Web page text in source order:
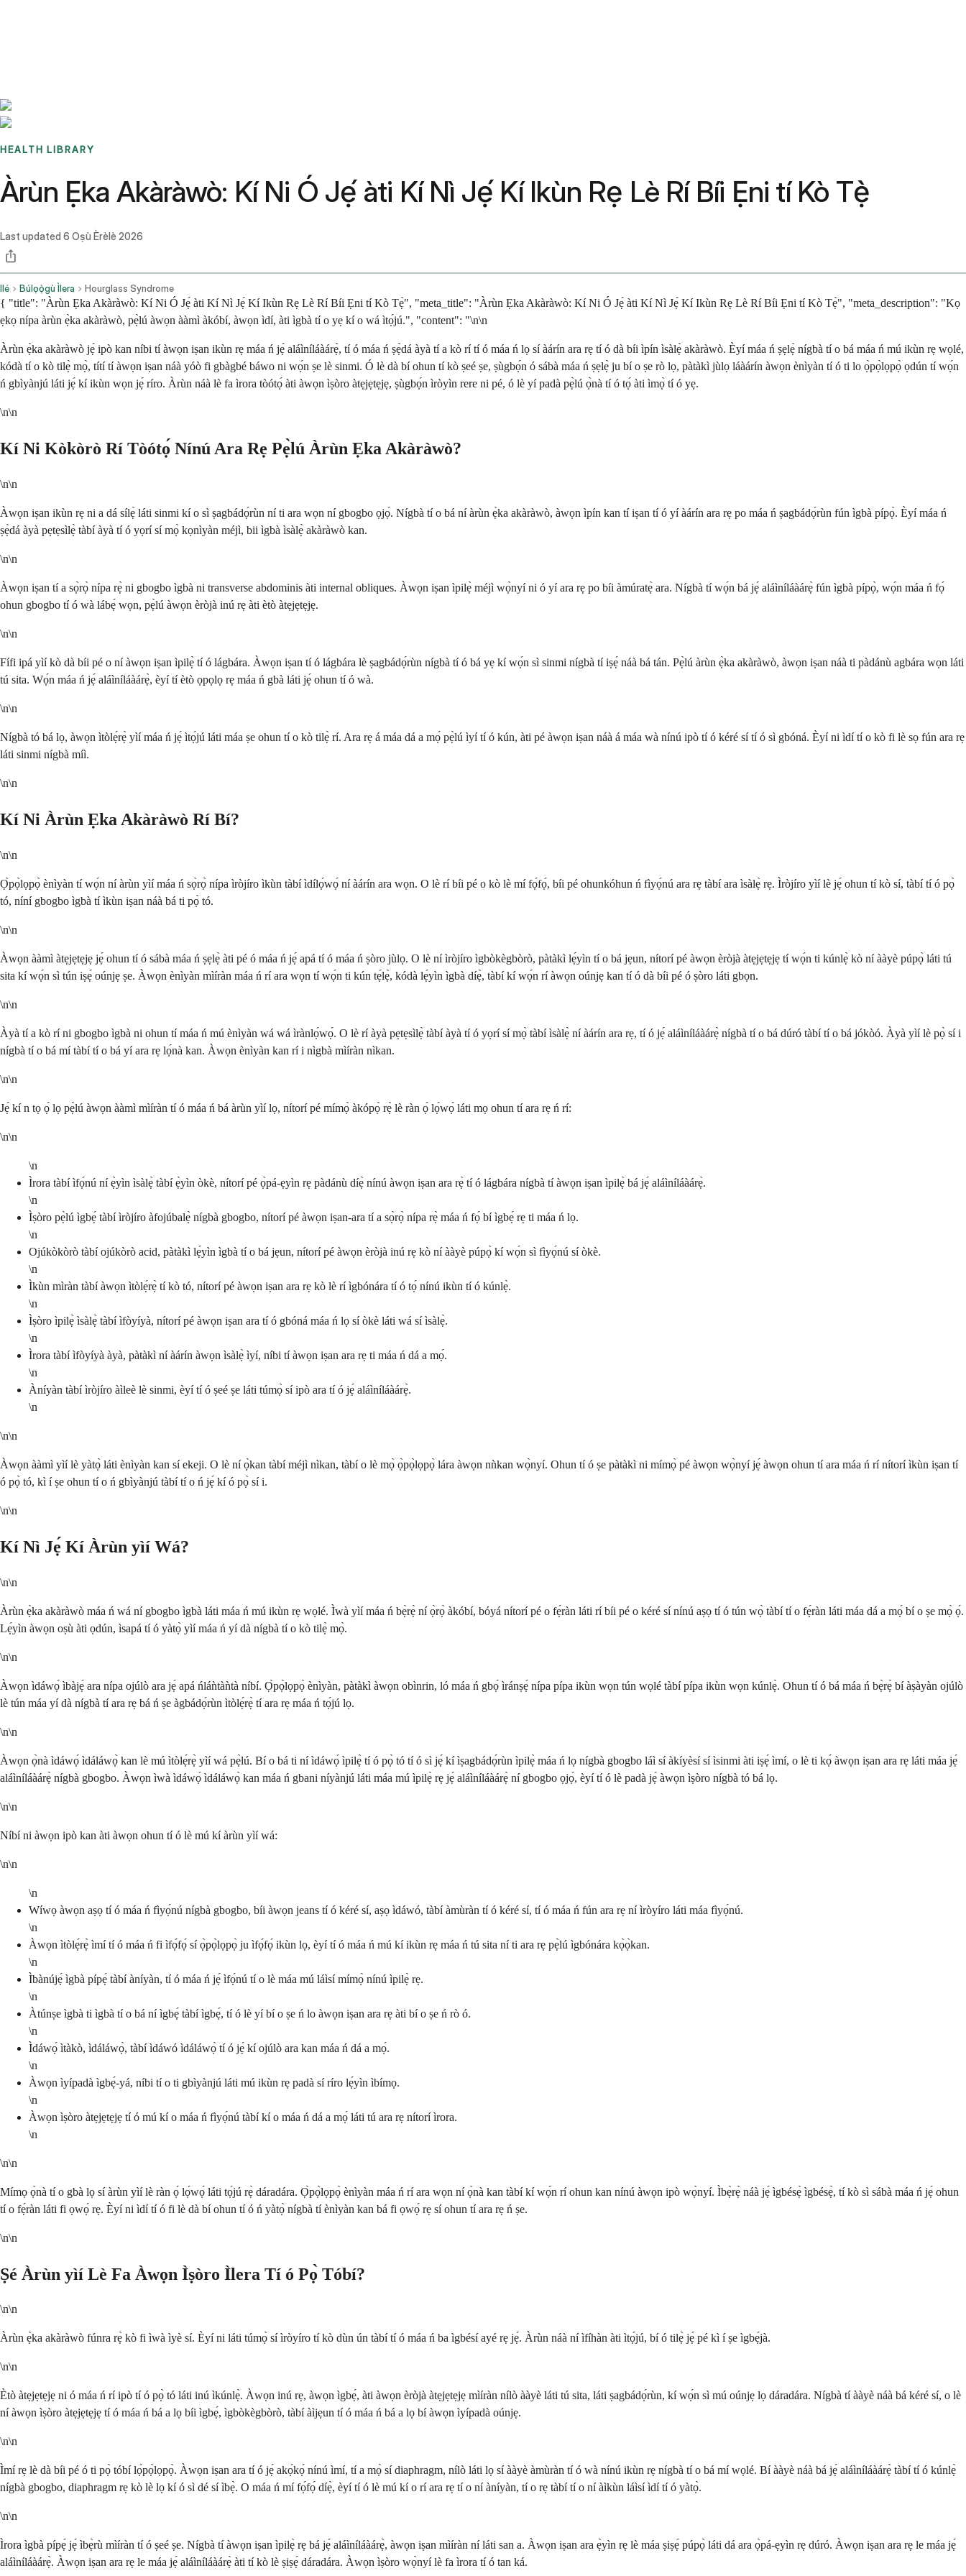
HEALTH LIBRARY
Àrùn Ẹka Akàràwò: Kí Ni Ó Jẹ́ àti Kí Nì Jẹ́ Kí Ikùn Rẹ Lè Rí Bíi Ẹni tí Kò Tẹ̀
Last updated 6 Oṣù Èrèlè 2026
Ilé Búlọọ̀gù Ìlera Hourglass Syndrome
{ "title": "Àrùn Ẹka Akàràwò: Kí Ni Ó Jẹ́ àti Kí Nì Jẹ́ Kí Ikùn Rẹ Lè Rí Bíi Ẹni tí Kò Tẹ̀", "meta_title": "Àrùn Ẹka Akàràwò: Kí Ni Ó Jẹ́ àti Kí Nì Jẹ́ Kí Ikùn Rẹ Lè Rí Bíi Ẹni tí Kò Tẹ̀", "meta_description": "Kọ
ẹkọ nípa àrùn ẹ̀ka akàràwò, pẹ̀lú àwọn ààmì àkóbí, àwọn ìdí, àti ìgbà tí o yẹ kí o wá ìtọ́jú.", "content": "\n\n
Àrùn ẹ̀ka akàràwò jẹ́ ipò kan níbi tí àwọn iṣan ikùn rẹ máa ń jẹ́ aláìníláàárẹ̀, tí ó máa ń ṣẹ̀dá àyà tí a kò rí tí ó máa ń lọ sí àárín ara rẹ tí ó dà bíi ìpín ìsàlẹ̀ akàràwò. Èyí máa ń ṣẹlẹ̀ nígbà tí o bá máa ń mú ikùn rẹ wọlé,
kódà tí o kò tilẹ̀ mọ̀, títí tí àwọn iṣan náà yóò fi gbàgbé báwo ni wọ́n ṣe lè sinmi. Ó lè dà bí ohun tí kò ṣeé ṣe, ṣùgbọ́n ó sábà máa ń ṣẹlẹ̀ ju bí o ṣe rò lọ, pàtàkì jùlọ láàárín àwọn ènìyàn tí ó ti lo ọ̀pọ̀lọpọ̀ ọdún tí wọ́n
ń gbìyànjú láti jẹ́ kí ikùn wọn jẹ́ ríro. Àrùn náà lè fa ìrora tòótọ́ àti àwọn ìṣòro àtẹjẹtẹjẹ, ṣùgbọ́n ìròyìn rere ni pé, ó lè yí padà pẹ̀lú ọ̀nà tí ó tọ́ àti ìmọ̀ tí ó yẹ.
\n\n
Kí Ni Kòkòrò Rí Tòótọ́ Nínú Ara Rẹ Pẹ̀lú Àrùn Ẹka Akàràwò?
\n\n
Àwọn iṣan ikùn rẹ ni a dá sílẹ̀ láti sinmi kí o sì ṣagbádọ́rùn ní ti ara wọn ní gbogbo ọjọ́. Nígbà tí o bá ní àrùn ẹ̀ka akàràwò, àwọn ìpín kan tí iṣan tí ó yí àárín ara rẹ po máa ń ṣagbádọ́rùn fún ìgbà pípọ̀. Èyí máa ń
ṣẹ̀dá àyà pẹtẹsìlẹ̀ tàbí àyà tí ó yọrí sí mọ̀ kọnìyàn méjì, bii ìgbà ìsàlẹ̀ akàràwò kan.
\n\n
Àwọn iṣan tí a sọ̀rọ̀ nípa rẹ̀ ni gbogbo ìgbà ni transverse abdominis àti internal obliques. Àwọn iṣan ìpilẹ̀ méjì wọ̀nyí ni ó yí ara rẹ po bíi àmúratẹ̀ ara. Nígbà tí wọ́n bá jẹ́ aláìníláàárẹ̀ fún ìgbà pípọ̀, wọ́n máa ń fọ́
ohun gbogbo tí ó wà lábẹ́ wọn, pẹ̀lú àwọn èròjà inú rẹ àti ètò àtẹjẹtẹjẹ.
\n\n
Fífi ipá yìí kò dà bíi pé o ní àwọn iṣan ìpilẹ̀ tí ó lágbára. Àwọn iṣan tí ó lágbára lè ṣagbádọ́rùn nígbà tí ó bá yẹ kí wọ́n sì sinmi nígbà tí iṣẹ́ náà bá tán. Pẹ̀lú àrùn ẹ̀ka akàràwò, àwọn iṣan náà ti pàdánù agbára wọn láti
tú sita. Wọ́n máa ń jẹ́ aláìníláàárẹ̀, èyí tí ètò ọpọlọ rẹ máa ń gbà láti jẹ́ ohun tí ó wà.
\n\n
Nígbà tó bá lọ, àwọn ìtòlẹ́rẹ̀ yìí máa ń jẹ́ ìtọ́jú láti máa ṣe ohun tí o kò tilẹ̀ rí. Ara rẹ á máa dá a mọ́ pẹ̀lú ìyí tí ó kún, àti pé àwọn iṣan náà á máa wà nínú ipò tí ó kéré sí tí ó sì gbóná. Èyí ni ìdí tí o kò fi lè sọ fún ara rẹ
láti sinmi nígbà míì.
\n\n
Kí Ni Àrùn Ẹka Akàràwò Rí Bí?
\n\n
Ọ̀pọ̀lọpọ̀ ènìyàn tí wọ́n ní àrùn yìí máa ń sọ̀rọ̀ nípa ìròjíro ìkùn tàbí ìdílọ́wọ́ ní àárín ara wọn. O lè rí bíi pé o kò lè mí fọ́fọ́, bíi pé ohunkóhun ń fìyọ́nú ara rẹ tàbí ara ìsàlẹ̀ rẹ. Ìròjíro yìí lè jẹ́ ohun tí kò sí, tàbí tí ó pọ̀
tó, níní gbogbo ìgbà tí ìkùn iṣan náà bá ti pọ̀ tó.
\n\n
Àwọn ààmì àtẹjẹtẹjẹ jẹ́ ohun tí ó sábà máa ń ṣẹlẹ̀ àti pé ó máa ń jẹ́ apá tí ó máa ń ṣòro jùlọ. O lè ní ìròjíro ìgbòkègbòrò, pàtàkì lẹ́yìn tí o bá jẹun, nítorí pé àwọn èròjà àtẹjẹtẹjẹ tí wọ́n ti kúnlẹ̀ kò ní ààyè púpọ̀ láti tú
sita kí wọ́n sì tún iṣẹ́ oúnjẹ ṣe. Àwọn ènìyàn mìíràn máa ń rí ara wọn tí wọ́n ti kún tẹ́lẹ̀, kódà lẹ́yìn ìgbà díẹ̀, tàbí kí wọ́n rí àwọn oúnjẹ kan tí ó dà bíi pé ó ṣòro láti gbọn.
\n\n
Àyà tí a kò rí ni gbogbo ìgbà ni ohun tí máa ń mú ènìyàn wá wá ìrànlọ́wọ́. O lè rí àyà pẹtẹsìlẹ̀ tàbí àyà tí ó yọrí sí mọ̀ tàbí ìsàlẹ̀ ní àárín ara rẹ, tí ó jẹ́ aláìníláàárẹ̀ nígbà tí o bá dúró tàbí tí o bá jókòó. Àyà yìí lè pọ̀ sí i
nígbà tí o bá mí tàbí tí o bá yí ara rẹ lọ́nà kan. Àwọn ènìyàn kan rí i nìgbà mìíràn nìkan.
\n\n
Jẹ́ kí n tọ ọ́ lọ pẹ̀lú àwọn ààmì mìíràn tí ó máa ń bá àrùn yìí lọ, nítorí pé mímọ̀ àkópọ̀ rẹ̀ lè ràn ọ́ lọ́wọ́ láti mọ ohun tí ara rẹ ń rí:
\n\n
\n
Ìrora tàbí ìfọ́nú ní ẹ̀yìn ìsàlẹ̀ tàbí ẹ̀yìn òkè, nítorí pé ọ̀pá-ẹyìn rẹ pàdánù díẹ̀ nínú àwọn iṣan ara rẹ̀ tí ó lágbára nígbà tí àwọn iṣan ìpilẹ̀ bá jẹ́ aláìníláàárẹ̀.
\n
Ìṣòro pẹ̀lú ìgbẹ́ tàbí ìròjíro àfojúbalẹ̀ nígbà gbogbo, nítorí pé àwọn iṣan-ara tí a sọ̀rọ̀ nípa rẹ̀ máa ń fọ́ bí ìgbẹ́ rẹ ti máa ń lọ.
\n
Ojúkòkòrò tàbí ojúkòrò acid, pàtàkì lẹ́yìn ìgbà tí o bá jẹun, nítorí pé àwọn èròjà inú rẹ kò ní ààyè púpọ̀ kí wọ́n sì fìyọ́nú sí òkè.
\n
Ìkùn mìràn tàbí àwọn ìtòlẹ́rẹ̀ tí kò tó, nítorí pé àwọn iṣan ara rẹ kò lè rí ìgbónára tí ó tọ́ nínú ikùn tí ó kúnlẹ̀.
\n
Ìṣòro ìpilẹ̀ ìsàlẹ̀ tàbí ìfòyíyà, nítorí pé àwọn iṣan ara tí ó gbóná máa ń lọ sí òkè láti wá sí ìsàlẹ̀.
\n
Ìrora tàbí ìfòyíyà àyà, pàtàkì ní àárín àwọn ìsàlẹ̀ ìyí, níbi tí àwọn iṣan ara rẹ ti máa ń dá a mọ́.
\n
Àníyàn tàbí ìròjíro àìleè lè sinmi, èyí tí ó ṣeé ṣe láti túmọ̀ sí ipò ara tí ó jẹ́ aláìníláàárẹ̀.
\n
\n\n
Àwọn ààmì yìí lè yàtọ̀ láti ènìyàn kan sí ekeji. O lè ní ọ̀kan tàbí méjì nìkan, tàbí o lè mọ̀ ọ̀pọ̀lọpọ̀ lára àwọn nǹkan wọ̀nyí. Ohun tí ó ṣe pàtàkì ni mímọ̀ pé àwọn wọ̀nyí jẹ́ àwọn ohun tí ara máa ń rí nítorí ìkùn iṣan tí
ó pọ̀ tó, kì í ṣe ohun tí o ń gbìyànjú tàbí tí o ń jẹ́ kí ó pọ̀ sí i.
\n\n
Kí Nì Jẹ́ Kí Àrùn yìí Wá?
\n\n
Àrùn ẹ̀ka akàràwò máa ń wá ní gbogbo ìgbà láti máa ń mú ikùn rẹ wọlé. Ìwà yìí máa ń bẹ̀rẹ̀ ní ọ̀rọ̀ àkóbí, bóyá nítorí pé o fẹ́ràn láti rí bíi pé o kéré sí nínú aṣọ tí ó tún wọ̀ tàbí tí o fẹ́ràn láti máa dá a mọ́ bí o ṣe mọ̀ ọ́.
Lẹ́yìn àwọn oṣù àti ọdún, ìsapá tí ó yàtọ̀ yìí máa ń yí dà nígbà tí o kò tilẹ̀ mọ̀.
\n\n
Àwọn ìdáwọ́ ìbàjẹ́ ara nípa ojúlò ara jẹ́ apá ńláǹtàǹtà níbí. Ọ̀pọ̀lọpọ̀ ènìyàn, pàtàkì àwọn obìnrin, ló máa ń gbọ́ ìránṣẹ́ nípa pípa ikùn wọn tún wọlé tàbí pípa ikùn wọn kúnlẹ̀. Ohun tí ó bá máa ń bẹ̀rẹ̀ bí àṣàyàn ojúlò
lè tún máa yí dà nígbà tí ara rẹ bá ń ṣe àgbádọ́rùn ìtòlẹ́rẹ̀ tí ara rẹ máa ń tọ́jú lọ.
\n\n
Àwọn ọ̀nà ìdáwọ́ ìdáláwọ̀ kan lè mú ìtòlẹ́rẹ̀ yìí wá pẹ̀lú. Bí o bá ti ní ìdáwọ́ ìpilẹ̀ tí ó pọ̀ tó tí ó sì jẹ́ kí ìṣagbádọ́rùn ìpilẹ̀ máa ń lọ nígbà gbogbo láì sí àkíyèsí sí ìsinmi àti iṣẹ́ ìmí, o lè ti kọ́ àwọn iṣan ara rẹ láti máa jẹ́
aláìníláàárẹ̀ nígbà gbogbo. Àwọn ìwà ìdáwọ́ ìdáláwọ̀ kan máa ń gbani níyànjú láti máa mú ìpilẹ̀ rẹ jẹ́ aláìníláàárẹ̀ ní gbogbo ọjọ́, èyí tí ó lè padà jẹ́ àwọn ìṣòro nígbà tó bá lọ.
\n\n
Níbí ni àwọn ipò kan àti àwọn ohun tí ó lè mú kí àrùn yìí wá:
\n\n
\n
Wíwọ àwọn aṣọ tí ó máa ń fìyọ́nú nígbà gbogbo, bíi àwọn jeans tí ó kéré sí, aṣọ ìdáwó, tàbí àmùràn tí ó kéré sí, tí ó máa ń fún ara rẹ ní ìròyíro láti máa fìyọ́nú.
\n
Àwọn ìtòlẹ́rẹ̀ ìmí tí ó máa ń fi ìfọ́fọ́ sí ọ̀pọ̀lọpọ̀ ju ìfọ́fọ́ ikùn lọ, èyí tí ó máa ń mú kí ikùn rẹ máa ń tú sita ní ti ara rẹ pẹ̀lú ìgbónára kọ̀ọ̀kan.
\n
Ìbànújẹ́ ìgbà pípẹ́ tàbí àníyàn, tí ó máa ń jẹ́ ìfọ́nú tí o lè máa mú láìsí mímọ̀ nínú ìpilẹ̀ rẹ.
\n
Àtúnṣe ìgbà ti ìgbà tí o bá ní ìgbẹ́ tàbí ìgbẹ́, tí ó lè yí bí o ṣe ń lo àwọn iṣan ara rẹ àti bí o ṣe ń rò ó.
\n
Ìdáwọ́ ìtàkò, ìdáláwọ̀, tàbí ìdáwó ìdáláwọ̀ tí ó jẹ́ kí ojúlò ara kan máa ń dá a mọ́.
\n
Àwọn ìyípadà ìgbẹ́-yá, níbi tí o ti gbìyànjú láti mú ikùn rẹ padà sí ríro lẹ́yìn ìbímọ.
\n
Àwọn ìṣòro àtẹjẹtẹjẹ tí ó mú kí o máa ń fìyọ́nú tàbí kí o máa ń dá a mọ́ láti tú ara rẹ nítorí ìrora.
\n
\n\n
Mímọ ọ̀nà tí o gbà lọ sí àrùn yìí lè ràn ọ́ lọ́wọ́ láti tọ́jú rẹ̀ dáradára. Ọ̀pọ̀lọpọ̀ ènìyàn máa ń rí ara wọn ní ọ̀nà kan tàbí kí wọ́n rí ohun kan nínú àwọn ipò wọ̀nyí. Ìbẹ̀rẹ̀ náà jẹ́ ìgbésẹ̀ ìgbésẹ̀, tí kò sì sábà máa ń jẹ́ ohun
tí o fẹ́ràn láti fi ọwọ́ rẹ. Èyí ni ìdí tí ó fi lè dà bí ohun tí ó ń yàtọ̀ nígbà tí ènìyàn kan bá fi ọwọ́ rẹ sí ohun tí ara rẹ ń ṣe.
\n\n
Ṣé Àrùn yìí Lè Fa Àwọn Ìṣòro Ìlera Tí ó Pọ̀ Tóbí?
\n\n
Àrùn ẹ̀ka akàràwò fúnra rẹ̀ kò fi ìwà ìyè sí. Èyí ni láti túmọ̀ sí ìròyíro tí kò dùn ún tàbí tí ó máa ń ba ìgbésí ayé rẹ jẹ́. Àrùn náà ní ìfíhàn àti ìtọ́jú, bí ó tilẹ̀ jẹ́ pé kì í ṣe ìgbẹ́jà.
\n\n
Ètò àtẹjẹtẹjẹ ni ó máa ń rí ipò tí ó pọ̀ tó láti inú ìkúnlẹ̀. Àwọn inú rẹ, àwọn ìgbẹ́, àti àwọn èròjà àtẹjẹtẹjẹ mìíràn nílò ààyè láti tú sita, láti ṣagbádọ́rùn, kí wọ́n sì mú oúnjẹ lọ dáradára. Nígbà tí ààyè náà bá kéré sí, o lè
ní àwọn ìṣòro àtẹjẹtẹjẹ tí ó máa ń bá a lọ bíi ìgbẹ́, ìgbòkègbòrò, tàbí àìjẹun tí ó máa ń bá a lọ bí àwọn ìyípadà oúnjẹ.
\n\n
Ìmí rẹ lè dà bíi pé ó ti pọ̀ tóbí lọ́pọ̀lọpọ̀. Àwọn iṣan ara tí ó jẹ́ akọ́kọ́ nínú ìmí, tí a mọ̀ sí diaphragm, nílò láti lọ sí ààyè àmùràn tí ó wà nínú ikùn rẹ nígbà tí o bá mí wọlé. Bí ààyè náà bá jẹ́ aláìníláàárẹ̀ tàbí tí ó kúnlẹ̀
nígbà gbogbo, diaphragm rẹ kò lè lọ kí ó sì dé sí ìbẹ̀. O máa ń mí fọ́fọ́ díẹ̀, èyí tí ó lè mú kí o rí ara rẹ tí o ní àníyàn, tí o rẹ tàbí tí o ní àìkùn láìsí ìdí tí ó yàtọ̀.
\n\n
Ìrora ìgbà pípẹ́ jẹ́ ìbẹ̀rù mìíràn tí ó ṣeé ṣe. Nígbà tí àwọn iṣan ìpilẹ̀ rẹ bá jẹ́ aláìníláàárẹ̀, àwọn iṣan mìíràn ní láti san a. Àwọn iṣan ara ẹ̀yìn rẹ lè máa ṣiṣẹ́ púpọ̀ láti dá ara ọ̀pá-ẹyìn rẹ dúró. Àwọn iṣan ara rẹ le máa jẹ́
aláìníláàárẹ̀. Àwọn iṣan ara rẹ le máa jẹ́ aláìníláàárẹ̀ àti tí kò lè ṣiṣẹ́ dáradára. Àwọn ìṣòro wọ̀nyí lè fa ìrora tí ó tan ká.